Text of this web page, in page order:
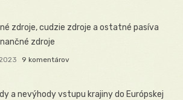
zdroje, cudzie zdroje a ostatné pasíva
zdroje
9 komentárov
a nevýhody vstupu krajiny do Európskej